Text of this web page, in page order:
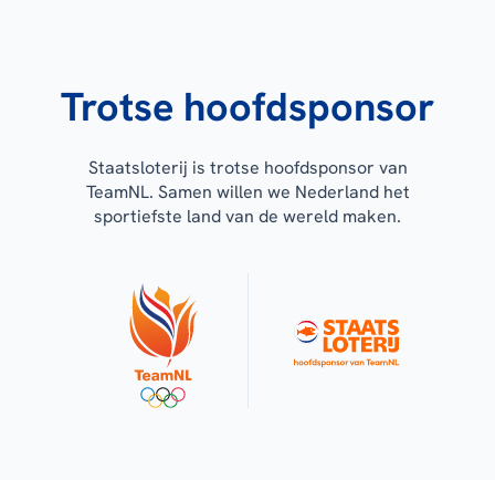
Trotse hoofdsponsor
Staatsloterij is trotse hoofdsponsor van
TeamNL. Samen willen we Nederland het
sportiefste land van de wereld maken.